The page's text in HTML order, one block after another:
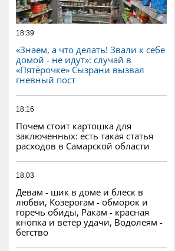
18:39
«Знаем, а что делать! Звали к себе
домой - не идут»: случай в
«Пятёрочке» Сызрани вызвал
гневный пост
18:16
Почем стоит картошка для
заключенных: есть такая статья
расходов в Самарской области
18:03
Девам - шик в доме и блеск в
любви, Козерогам - обморок и
горечь обиды, Ракам - красная
кнопка и ветер удачи, Водолеям -
бегство